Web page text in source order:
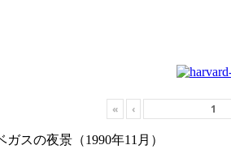
« ‹
ガスの夜景（1990年11月）